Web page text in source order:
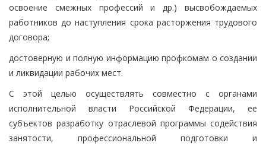
освоение смежных профессий и др.) высвобождаемых
работников до наступления срока расторжения трудового
договора;
достоверную и полную информацию профкомам о создании
и ликвидации рабочих мест.
С этой целью осуществлять совместно с органами
исполнительной власти Российской Федерации, ее
субъектов разработку отраслевой программы содействия
занятости, профессиональной подготовки и